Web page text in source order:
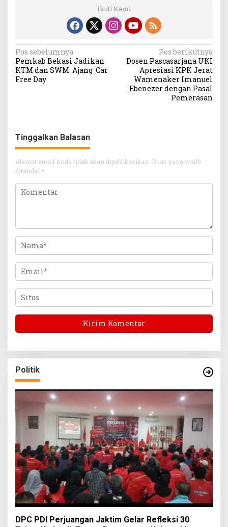
Ikuti Kami
Navigasi
pos
Pos sebelumnya
Pemkab Bekasi Jadikan
KTM dan SWM Ajang Car
Free Day
Pos berikutnya
Dosen Pascasarjana UKI
Apresiasi KPK Jerat
Wamenaker Imanuel
Ebenezer dengan Pasal
Pemerasan
Tinggalkan Balasan
Alamat email Anda tidak akan dipublikasikan. Ruas yang wajib
ditandai *
Politik
DPC PDI Perjuangan Jaktim Gelar Refleksi 30